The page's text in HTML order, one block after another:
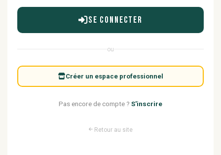
Se connecter
ou
Créer un espace professionnel
Pas encore de compte ? S'inscrire
Retour au site